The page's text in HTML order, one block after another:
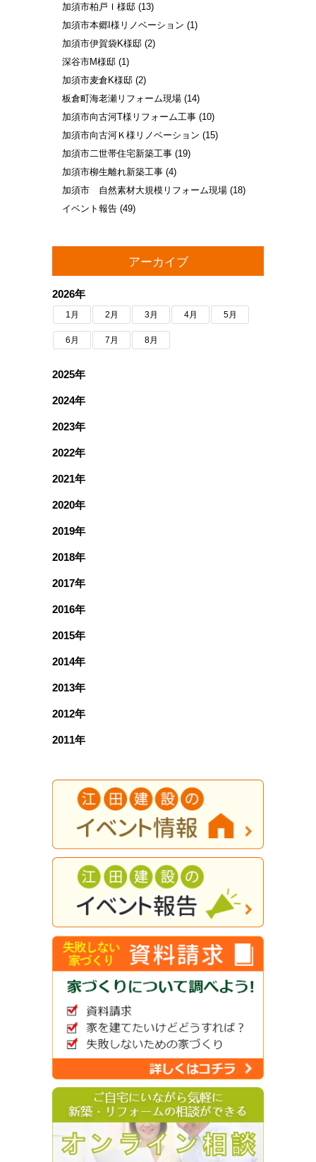
加須市柏戸Ｉ様邸 (13)
加須市本郷I様リノベーション (1)
加須市伊賀袋K様邸 (2)
深谷市M様邸 (1)
加須市麦倉K様邸 (2)
板倉町海老瀬リフォーム現場 (14)
加須市向古河T様リフォーム工事 (10)
加須市向古河Ｋ様リノベーション (15)
加須市二世帯住宅新築工事 (19)
加須市柳生離れ新築工事 (4)
加須市 自然素材大規模リフォーム現場 (18)
イベント報告 (49)
アーカイブ
2026年
1月 2月 3月 4月 5月
6月 7月 8月
2025年
2024年
2023年
2022年
2021年
2020年
2019年
2018年
2017年
2016年
2015年
2014年
2013年
2012年
2011年